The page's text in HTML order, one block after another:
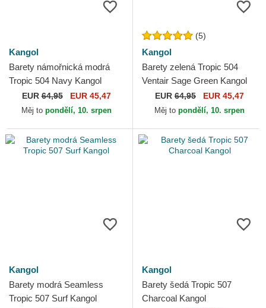
Kangol
Barety námořnická modrá
Tropic 504 Navy Kangol
EUR64,95 EUR 45,47
Měj to pondělí, 10. srpen
(5)
Kangol
Barety zelená Tropic 504
Ventair Sage Green Kangol
EUR 64,95 EUR 45,47
Měj to pondělí, 10. srpen
Kangol
Barety modrá Seamless
Tropic 507 Surf Kangol
Kangol
Barety šedá Tropic 507
Charcoal Kangol